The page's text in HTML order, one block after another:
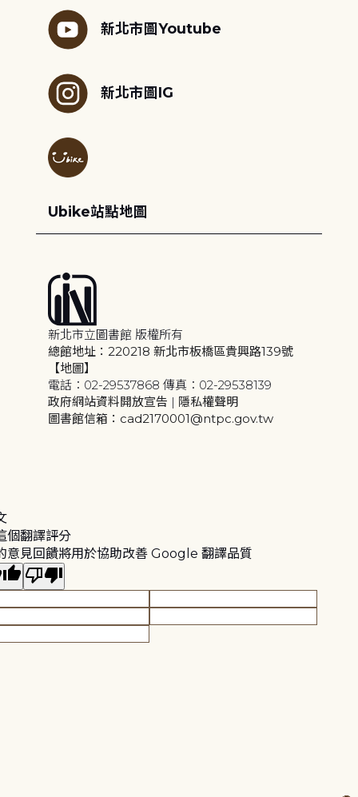
新北市圖Youtube
新北市圖IG
Ubike站點地圖
新北市立圖書館 版權所有
總館地址：220218 新北市板橋區貴興路139號
【地圖】
電話：02-29537868 傳真：02-29538139
政府網站資料開放宣告 | 隱私權聲明
圖書館信箱：cad2170001@ntpc.gov.tw
個翻譯評分
意見回饋將用於協助改善 Google 翻譯品質